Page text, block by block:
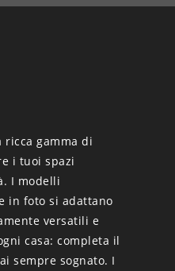
ricca gamma di
i tuoi spazi
I modelli
in foto si adattano
versatili e
casa: completa il
sempre sognato. I